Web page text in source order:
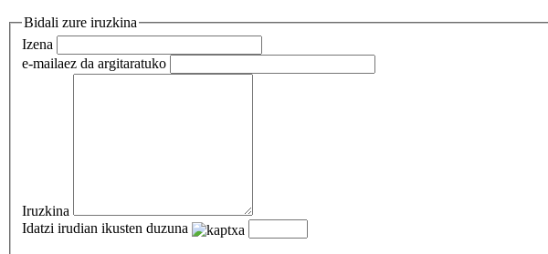
Bidali zure iruzkina
Izena
e-mailaez da argitaratuko
Iruzkina
Idatzi irudian ikusten duzuna